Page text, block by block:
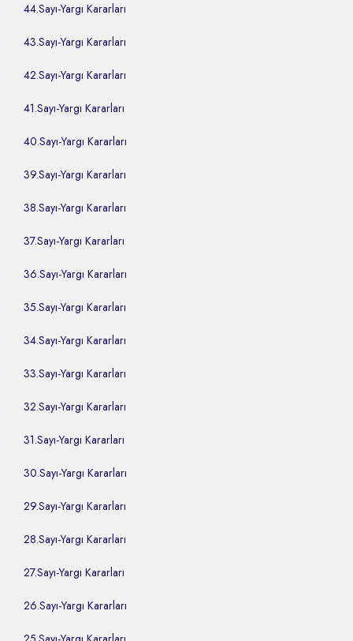
44.Sayı-Yargı Kararları
43.Sayı-Yargı Kararları
42.Sayı-Yargı Kararları
41.Sayı-Yargı Kararları
40.Sayı-Yargı Kararları
39.Sayı-Yargı Kararları
38.Sayı-Yargı Kararları
37.Sayı-Yargı Kararları
36.Sayı-Yargı Kararları
35.Sayı-Yargı Kararları
34.Sayı-Yargı Kararları
33.Sayı-Yargı Kararları
32.Sayı-Yargı Kararları
31.Sayı-Yargı Kararları
30.Sayı-Yargı Kararları
29.Sayı-Yargı Kararları
28.Sayı-Yargı Kararları
27.Sayı-Yargı Kararları
26.Sayı-Yargı Kararları